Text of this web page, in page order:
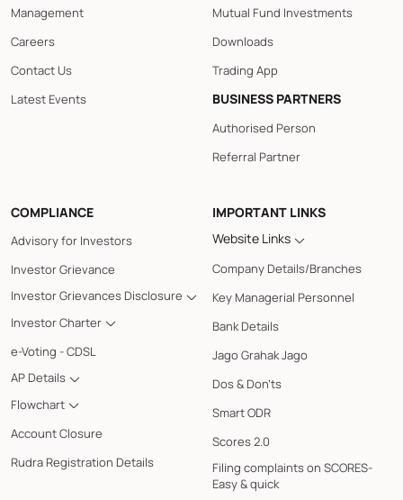
Management
Careers
Contact Us
Latest Events
Mutual Fund Investments
Downloads
Trading App
BUSINESS PARTNERS
Authorised Person
Referral Partner
COMPLIANCE
Advisory for Investors
Investor Grievance
Investor Grievances Disclosure
Investor Charter
e-Voting - CDSL
AP Details
Flowchart
Account Closure
Rudra Registration Details
IMPORTANT LINKS
Website Links
Company Details/Branches
Key Managerial Personnel
Bank Details
Jago Grahak Jago
Dos & Don'ts
Smart ODR
Scores 2.0
Filing complaints on SCORES-
Easy & quick